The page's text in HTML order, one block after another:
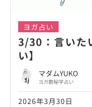
ヨガ占い
3/30：言いた
い】
マダムYUKO
ヨガ数秘学占い
2026年3月30日